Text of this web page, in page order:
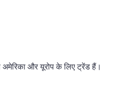
और यूरोप के लिए ट्रेंड हैं।